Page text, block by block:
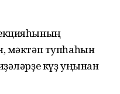
мәктәп тупһаһын
күҙ уңынан